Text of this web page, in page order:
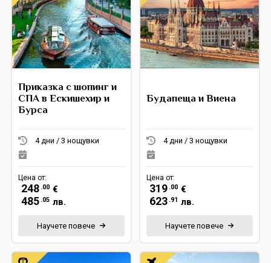
Приказка с шопинг и
СПА в Ескишехир и
Бурсa
4 дни / 3 нощувки
Цена от:
248 .00 €
485 .05 лв.
Научете повече
Будапеща и Виена
4 дни / 3 нощувки
Цена от:
319 .00 €
623 .91 лв.
Научете повече